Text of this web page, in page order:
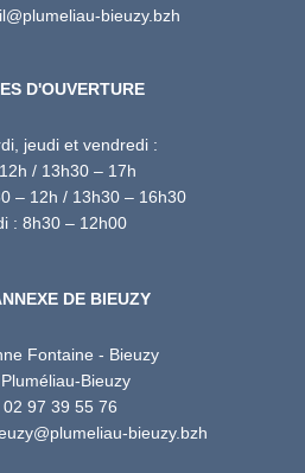
bieuzy.bzh
D'OUVERTURE
jeudi et vendredi :
/ 13h30 – 17h
– 12h / 13h30 – 16h30
: 8h30 – 12h00
DE BIEUZY
Fontaine - Bieuzy
Bieuzy
97 39 55 76
bieuzy.bzh